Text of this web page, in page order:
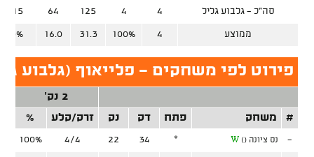
סה"כ - גלבוע גליל 4
4
125
64
15
ממוצע 4
100%
31.3
16.0
פירוט לפי משחקים - פלייאוף (גלבוע
2 נק'
#
משחק פתח דק נק זרק/קלע %
- נס ציונה () W
*
34
22
4/4
100%